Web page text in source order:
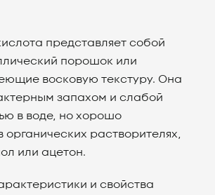
представляет собой
порошок или
восковую текстуру. Она
запахом и слабой
в воде, но хорошо
органических растворителях,
или ацетон.
и свойства